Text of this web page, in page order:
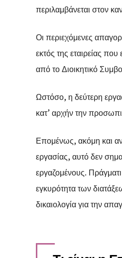
περιλαμβάνεται στον
Οι περιεχόμενες
εκτός της εταιρείας
από το Διοικητικό
Ωστόσο, η δεύτερη
κατ’ αρχήν την
Επομένως, ακόμη και αν
εργασίας, αυτό δεν
εργαζομένους.
εγκυρότητα των
δικαιολογία για την